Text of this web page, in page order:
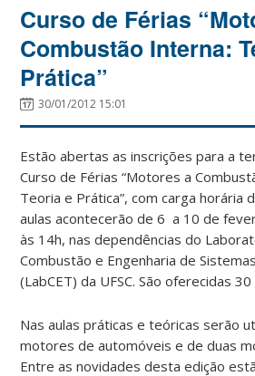
Curso de Férias
Combustão Interna:
Prática”
30/01/2012 15:01
Estão abertas as inscrições para a
Curso de Férias “Motores a
Teoria e Prática”, com carga horária
aulas acontecerão de 6 a 10 de
às 14h, nas dependências do
Combustão e Engenharia de
(LabCET) da UFSC. São oferecidas 30
Nas aulas práticas e teóricas serão
motores de automóveis e de duas
Entre as novidades desta edição